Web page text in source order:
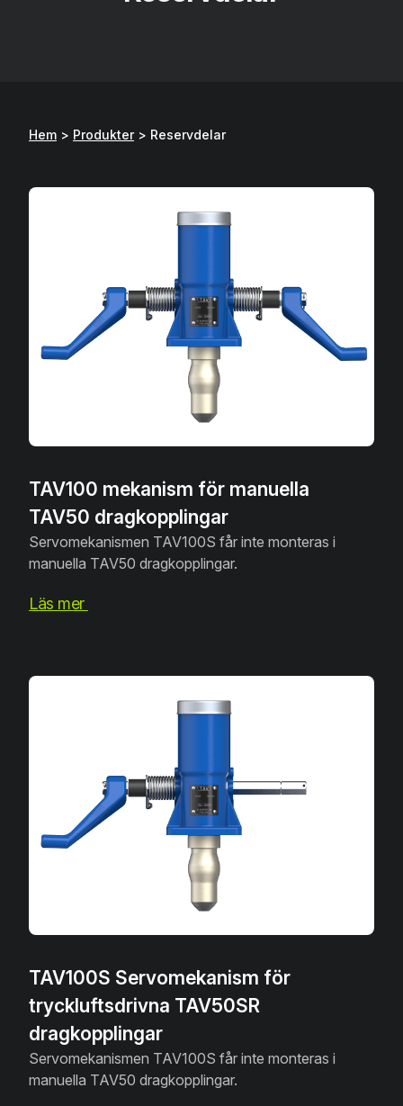
Hem > Produkter> Reservdelar
TAV100 mekanism för manuella
TAV50 dragkopplingar
Servomekanismen TAV100S får inte monteras i
manuella TAV50 dragkopplingar.
Läs mer
TAV100S Servomekanism för
tryckluftsdrivna TAV50SR
dragkopplingar
Servomekanismen TAV100S får inte monteras i
manuella TAV50 dragkopplingar.